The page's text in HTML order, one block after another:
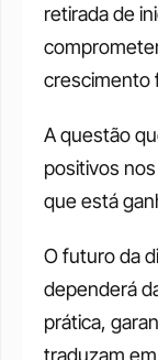
retirada de
crescimento
A questão
positivos
que está
O futuro da
dependerá
prática,
traduzam